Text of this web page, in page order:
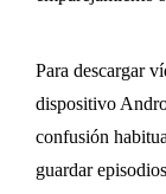
Para descargar
dispositivo
confusión
guardar